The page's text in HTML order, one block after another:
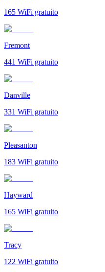
165 WiFi gratuito
Fremont
441 WiFi gratuito
Danville
331 WiFi gratuito
Pleasanton
183 WiFi gratuito
Hayward
165 WiFi gratuito
Tracy
122 WiFi gratuito